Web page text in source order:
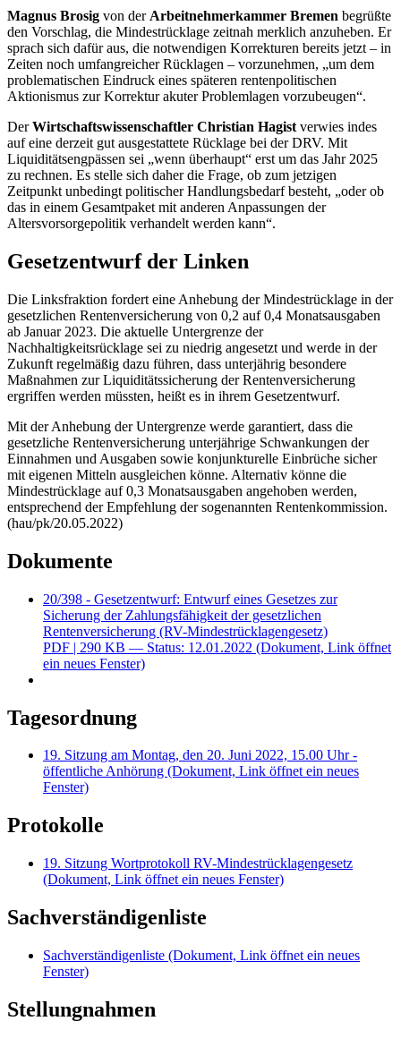
Magnus Brosig von der Arbeitnehmerkammer Bremen begrüßte
den Vorschlag, die Mindestrücklage zeitnah merklich anzuheben. Er
sprach sich dafür aus, die notwendigen Korrekturen bereits jetzt – in
Zeiten noch umfangreicher Rücklagen – vorzunehmen, „um dem
problematischen Eindruck eines späteren rentenpolitischen
Aktionismus zur Korrektur akuter Problemlagen vorzubeugen“.
DerWirtschaftswissenschaftler Christian Hagist verwies indes
auf eine derzeit gut ausgestattete Rücklage bei der DRV. Mit
Liquiditätsengpässen sei „wenn überhaupt“ erst um das Jahr 2025
zu rechnen. Es stelle sich daher die Frage, ob zum jetzigen
Zeitpunkt unbedingt politischer Handlungsbedarf besteht, „oder ob
das in einem Gesamtpaket mit anderen Anpassungen der
Altersvorsorgepolitik verhandelt werden kann“.
Gesetzentwurf der Linken
Die Linksfraktion fordert eine Anhebung der Mindestrücklage in der
gesetzlichen Rentenversicherung von 0,2 auf 0,4 Monatsausgaben
ab Januar 2023. Die aktuelle Untergrenze der
Nachhaltigkeitsrücklage sei zu niedrig angesetzt und werde in der
Zukunft regelmäßig dazu führen, dass unterjährig besondere
Maßnahmen zur Liquiditätssicherung der Rentenversicherung
ergriffen werden müssten, heißt es in ihrem Gesetzentwurf.
Mit der Anhebung der Untergrenze werde garantiert, dass die
gesetzliche Rentenversicherung unterjährige Schwankungen der
Einnahmen und Ausgaben sowie konjunkturelle Einbrüche sicher
mit eigenen Mitteln ausgleichen könne. Alternativ könne die
Mindestrücklage auf 0,3 Monatsausgaben angehoben werden,
entsprechend der Empfehlung der sogenannten Rentenkommission.
(hau/pk/20.05.2022)
Dokumente
20/398 - Gesetzentwurf: Entwurf eines Gesetzes zur
Sicherung der Zahlungsfähigkeit der gesetzlichen
Rentenversicherung (RV-Mindestrücklagengesetz)
PDF | 290 KB — Status: 12.01.2022 (Dokument, Link öffnet
ein neues Fenster)
Tagesordnung
19. Sitzung am Montag, den 20. Juni 2022, 15.00 Uhr -
öffentliche Anhörung (Dokument, Link öffnet ein neues
Fenster)
Protokolle
19. Sitzung Wortprotokoll RV-Mindestrücklagengesetz
(Dokument, Link öffnet ein neues Fenster)
Sachverständigenliste
Sachverständigenliste (Dokument, Link öffnet ein neues
Fenster)
Stellungnahmen